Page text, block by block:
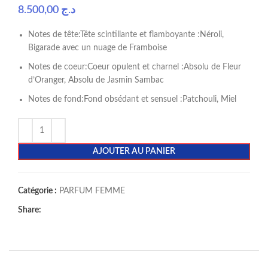
د.ج
Notes de tête:Tête scintillante et flamboyante :Néroli,
Bigarade avec un nuage de Framboise
Notes de coeur:Coeur opulent et charnel :Absolu de Fleur
d’Oranger, Absolu de Jasmin Sambac
Notes de fond:Fond obsédant et sensuel :Patchouli, Miel
AJOUTER AU PANIER
Catégorie : PARFUM FEMME
Share: